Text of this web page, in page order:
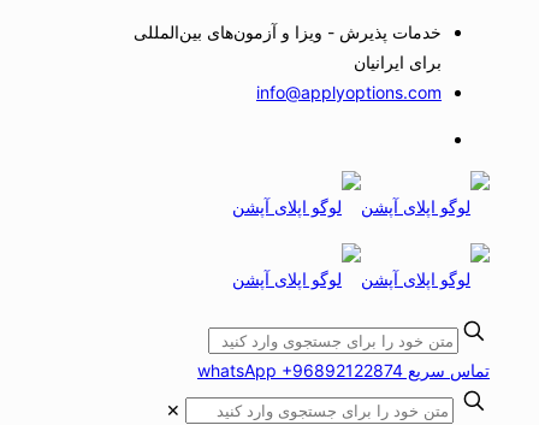
خدمات پذیرش - ویزا و آزمون‌های بین‌المللی
برای ایرانیان
info@applyoptions.com
تماس سریع whatsApp +96892122874
✕